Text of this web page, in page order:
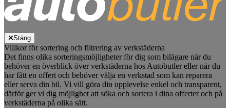
Stäng
Villkor för sortering och filtrering av verkstäderna
Det finns olika sorteringsmöjligheter för dig som bilägare när du
behöver en överblick över verkstäderna hos Autobutler eller när du
har fått en offert och behöver välja en verkstad som kan reparera
eller serva din bil. Vi vill göra din upplevelse enkel och transparent,
därför ger vi dig möjlighet att söka och sortera i dina offerter och på
verkstäderna på olika sätt.